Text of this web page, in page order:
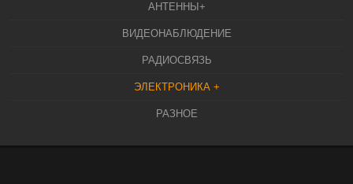
АНТЕННЫ+
ВИДЕОНАБЛЮДЕНИЕ
РАДИОСВЯЗЬ
ЭЛЕКТРОНИКА +
РАЗНОЕ